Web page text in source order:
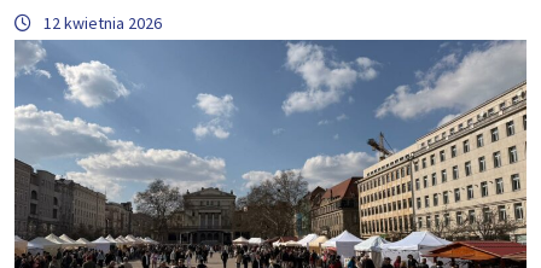
12 kwietnia 2026